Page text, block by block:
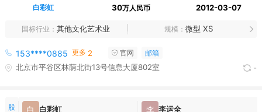
白彩虹
30万人民币 2012-03-07
国标行业 其他文化艺术业 规模 微型 XS
153****0885 更多 2 官网 邮箱
北京市平谷区林荫北街13号信息大厦802室 -
股
白 白彩虹 李 李运全